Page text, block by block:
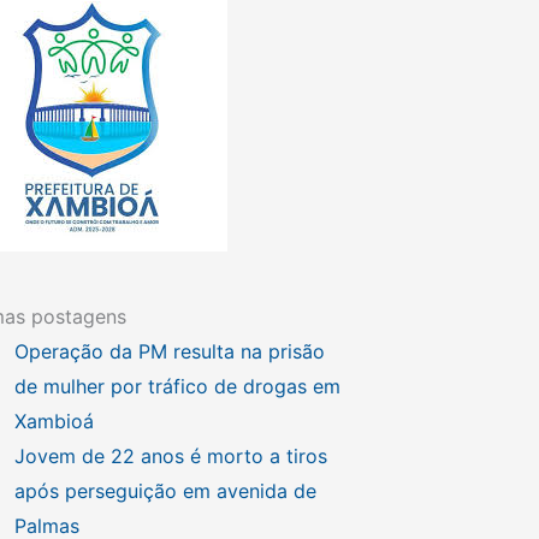
postagens
Operação da PM resulta na prisão
de mulher por tráfico de drogas em
Xambioá
Jovem de 22 anos é morto a tiros
após perseguição em avenida de
Palmas